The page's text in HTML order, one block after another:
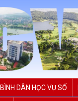
BÌNH DÂN HỌC VỤ SỐ